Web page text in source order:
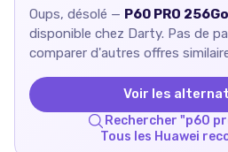
Oups, désolé — P60 PRO
disponible chez Darty. Pas de
comparer d'autres offres
Voir les
Rechercher "p60
Tous les Huawei